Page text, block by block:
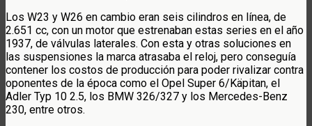
Los W23 y W26 en cambio eran seis cilindros en línea, de
2.651 cc, con un motor que estrenaban estas series en el año
1937, de válvulas laterales. Con esta y otras soluciones en
las suspensiones la marca atrasaba el reloj, pero conseguía
contener los costos de producción para poder rivalizar contra
oponentes de la época como el Opel Super 6/Käpitan, el
Adler Typ 10 2.5, los BMW 326/327 y los Mercedes-Benz
230, entre otros.